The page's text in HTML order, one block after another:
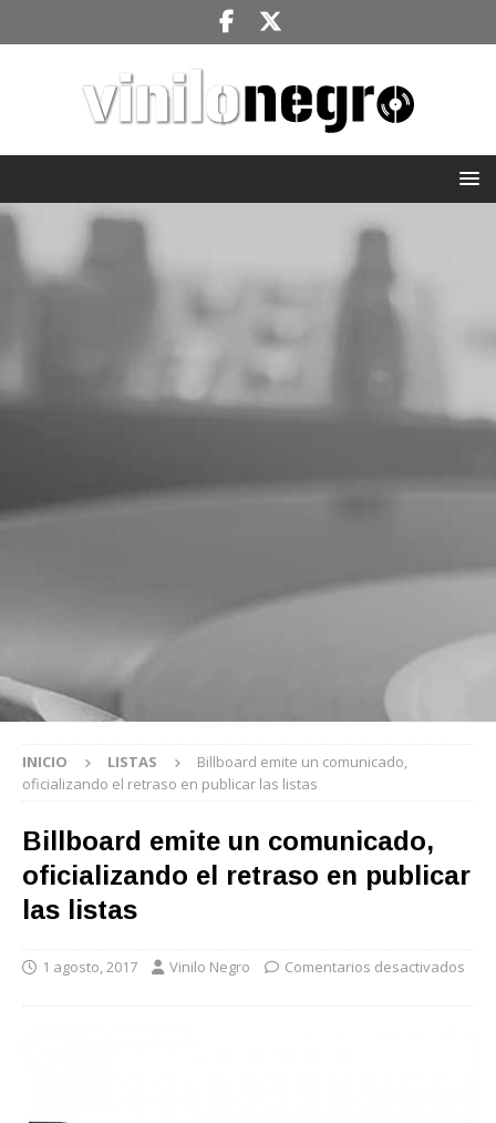
INICIO LISTAS
Billboard emite un comunicado,
oficializando el retraso en publicar las listas
Billboard emite un comunicado,
oficializando el retraso en publicar
las listas
1 agosto, 2017 Vinilo Negro Comentarios desactivados